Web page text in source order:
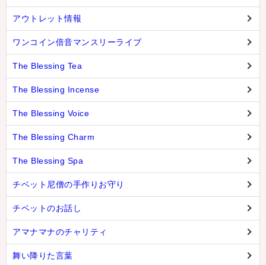
アウトレット情報
ワンコイン倍音マンスリーライブ
The Blessing Tea
The Blessing Incense
The Blessing Voice
The Blessing Charm
The Blessing Spa
チベット尼僧の手作りお守り
チベットのお話し
アマナマナのチャリティ
舞い降りた言葉